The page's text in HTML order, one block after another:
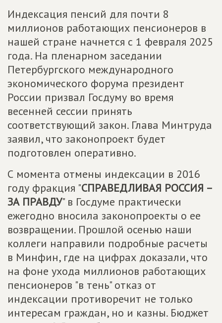
Индексация пенсий для почти 8
миллионов работающих пенсионеров в
нашей стране начнется с 1 февраля 2025
года. На пленарном заседании
Петербургского международного
экономического форума президент
России призвал Госдуму во время
весенней сессии принять
соответствующий закон. Глава Минтруда
заявил, что законопроект будет
подготовлен оперативно.
С момента отмены индексации в 2016
году фракция "СПРАВЕДЛИВАЯ РОССИЯ –
ЗА ПРАВДУ" в Госдуме практически
ежегодно вносила законопроекты о ее
возвращении. Прошлой осенью наши
коллеги направили подробные расчеты
в Минфин, где на цифрах доказали, что
на фоне ухода миллионов работающих
пенсионеров "в тень" отказ от
индексации противоречит не только
интересам граждан, но и казны. Бюджет